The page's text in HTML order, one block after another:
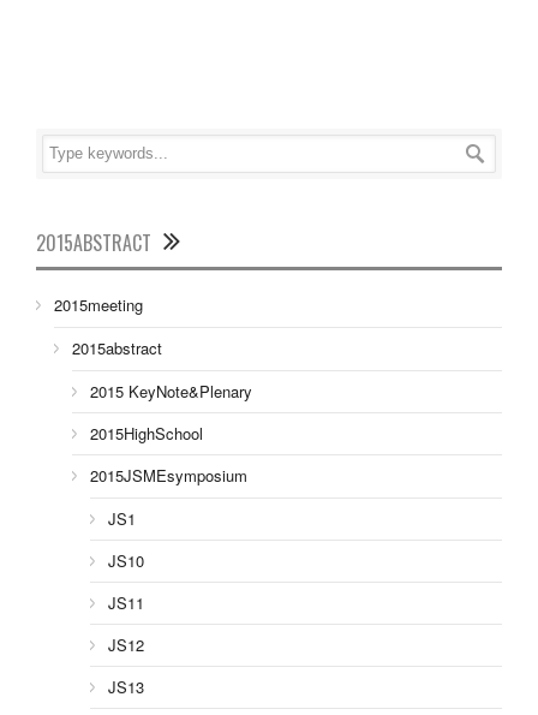
2015ABSTRACT
2015meeting
2015abstract
2015 KeyNote&Plenary
2015HighSchool
2015JSMEsymposium
JS1
JS10
JS11
JS12
JS13